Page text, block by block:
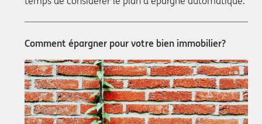
Comment épargner pour votre bien immobilier?